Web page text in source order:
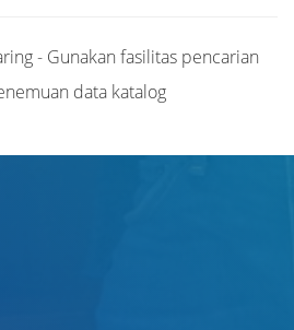
- Gunakan fasilitas pencarian
data katalog